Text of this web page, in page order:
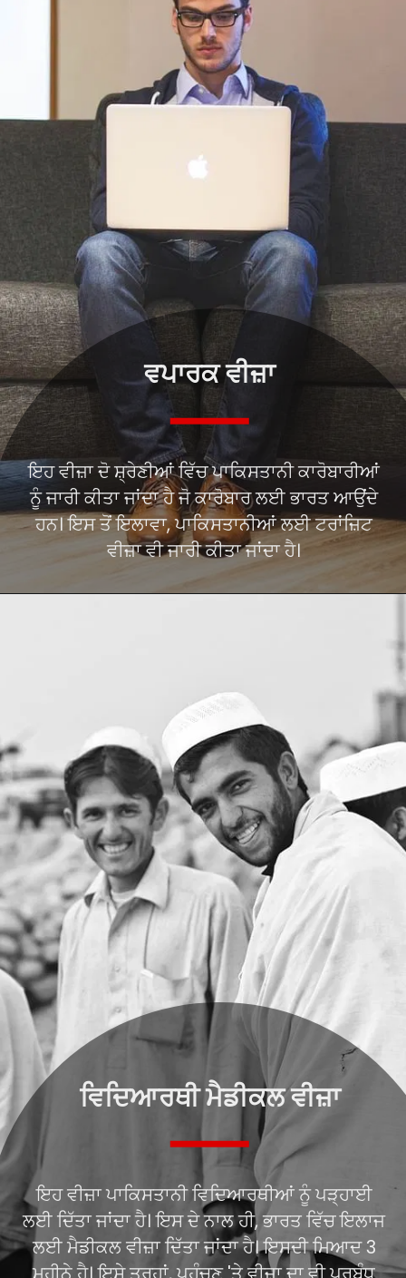
ਇਹ ਵੀਜ਼ਾ ਦੋ ਸ਼੍ਰੇਣੀਆਂ ਵਿੱਚ ਪਾਕਿਸਤਾਨੀ ਕਾਰੋਬਾਰੀਆਂ
ਨੂੰ ਜਾਰੀ ਕੀਤਾ ਜਾਂਦਾ ਹੈ ਜੋ ਕਾਰੋਬਾਰ ਲਈ ਭਾਰਤ ਆਉਂਦੇ
ਹਨ। ਇਸ ਤੋਂ ਇਲਾਵਾ, ਪਾਕਿਸਤਾਨੀਆਂ ਲਈ ਟਰਾਂਜ਼ਿਟ
ਵੀਜ਼ਾ ਵੀ ਜਾਰੀ ਕੀਤਾ ਜਾਂਦਾ ਹੈ।
ਵਪਾਰਕ ਵੀਜ਼ਾ
ਇਹ ਵੀਜ਼ਾ ਪਾਕਿਸਤਾਨੀ ਵਿਦਿਆਰਥੀਆਂ ਨੂੰ ਪੜ੍ਹਾਈ
ਲਈ ਦਿੱਤਾ ਜਾਂਦਾ ਹੈ। ਇਸ ਦੇ ਨਾਲ ਹੀ, ਭਾਰਤ ਵਿੱਚ ਇਲਾਜ
ਲਈ ਮੈਡੀਕਲ ਵੀਜ਼ਾ ਦਿੱਤਾ ਜਾਂਦਾ ਹੈ। ਇਸਦੀ ਮਿਆਦ 3
ਵਿਦਿਆਰਥੀ ਮੈਡੀਕਲ ਵੀਜ਼ਾ